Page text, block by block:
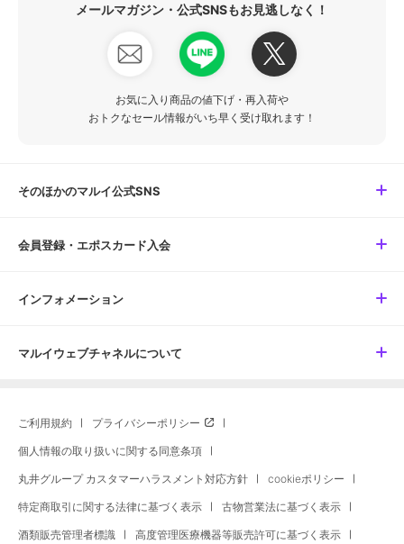
メールマガジン・公式SNSもお見逃しなく！
お気に入り商品の値下げ・再入荷や
おトクなセール情報がいち早く受け取れます！
そのほかのマルイ公式SNS
会員登録・エポスカード入会
インフォメーション
マルイウェブチャネルについて
ご利用規約 プライバシーポリシー
個人情報の取り扱いに関する同意条項
丸井グループ カスタマーハラスメント対応方針 cookieポリシー
特定商取引に関する法律に基づく表示 古物営業法に基づく表示
酒類販売管理者標識 高度管理医療機器等販売許可に基づく表示